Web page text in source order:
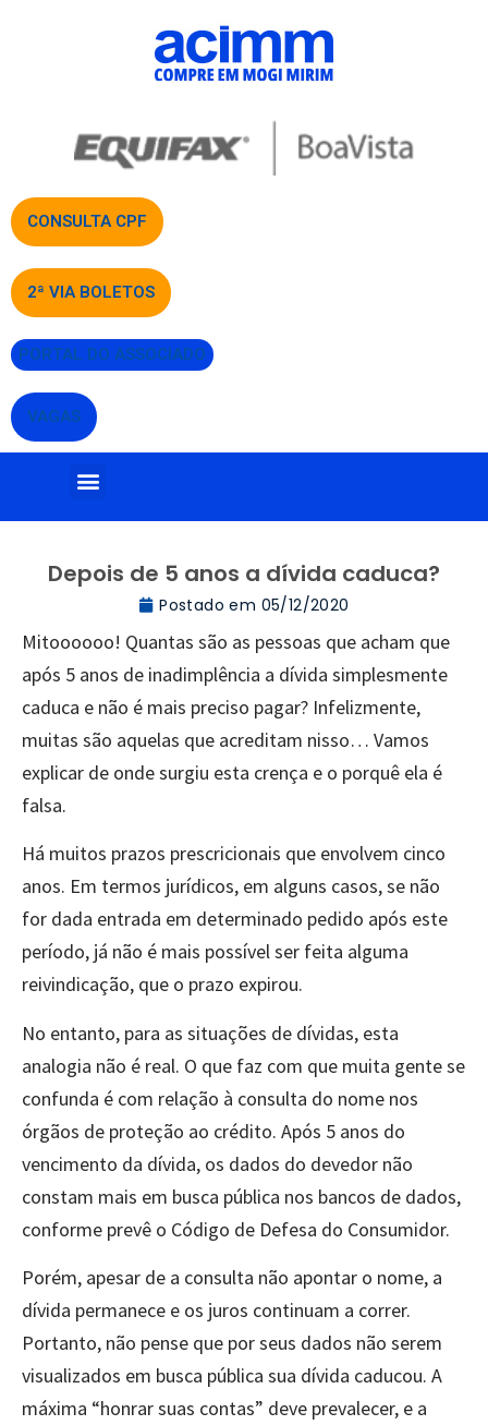
CONSULTA CPF
2ª VIA BOLETOS
PORTAL DO ASSOCIADO
VAGAS
Depois de 5 anos a dívida caduca?
Postado em 05/12/2020
Mitoooooo! Quantas são as pessoas que acham que
após 5 anos de inadimplência a dívida simplesmente
caduca e não é mais preciso pagar? Infelizmente,
muitas são aquelas que acreditam nisso… Vamos
explicar de onde surgiu esta crença e o porquê ela é
falsa.
Há muitos prazos prescricionais que envolvem cinco
anos. Em termos jurídicos, em alguns casos, se não
for dada entrada em determinado pedido após este
período, já não é mais possível ser feita alguma
reivindicação, que o prazo expirou.
No entanto, para as situações de dívidas, esta
analogia não é real. O que faz com que muita gente se
confunda é com relação à consulta do nome nos
órgãos de proteção ao crédito. Após 5 anos do
vencimento da dívida, os dados do devedor não
constam mais em busca pública nos bancos de dados,
conforme prevê o Código de Defesa do Consumidor.
Porém, apesar de a consulta não apontar o nome, a
dívida permanece e os juros continuam a correr.
Portanto, não pense que por seus dados não serem
visualizados em busca pública sua dívida caducou. A
máxima “honrar suas contas” deve prevalecer, e a